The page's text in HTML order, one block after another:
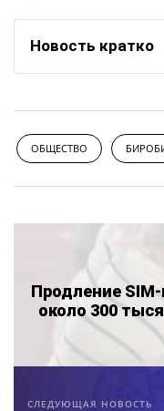
Новость кратко
ОБЩЕСТВО
Продление
около 300
СЛЕДУЮЩАЯ НОВОСТЬ